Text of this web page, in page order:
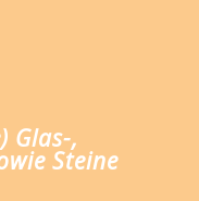
Glas-,
Steine